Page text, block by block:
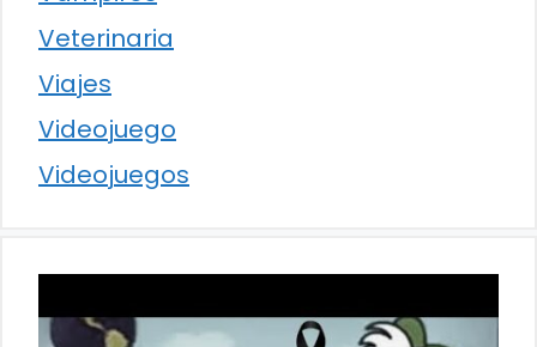
Veterinaria
Viajes
Videojuego
Videojuegos